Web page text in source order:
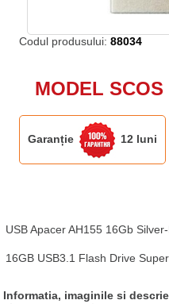
Codul produsului:88034
MODEL
Garanție 12 luni
USB Apacer AH155 16Gb
16GB USB3.1 Flash Drive
Informatia, imaginile si